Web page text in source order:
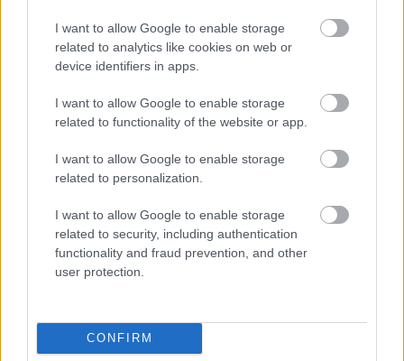
I want to allow Google to enable storage
related to analytics like cookies on web or
device identifiers in apps.
I want to allow Google to enable storage
related to functionality of the website or app.
I want to allow Google to enable storage
related to personalization.
I want to allow Google to enable storage
related to security, including authentication
functionality and fraud prevention, and other
user protection.
CONFIRM
megosztják veled, amit tudnak, és mindenki jól jár.
Amikor a személyes fejlődésről van szó, hasznosnak
találhatod a böjtöt. Ez azért fontos, mert csak ha
megtanulni, hogyan bővítsd azokat, és hogyan
fejleszd tovább magad. Ügyelj arra, hogy csak
egészséges mértékben böjtölj, és ne tagadd meg
magadtól a tápanyagokat.
hogy mindig időben érkezz meg mindenhez, amit
teszel. Ez azért fontos, mert ez segít a hitelességed,